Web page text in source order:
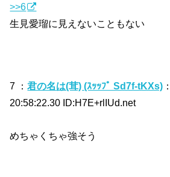
>>6
生見愛瑠に見えないこともない
7 ：君の名は(茸) (ｽｯｯﾌﾟ Sd7f-tKXs)
20:58:22.30 ID:H7E+rlIUd.net
めちゃくちゃ強そう